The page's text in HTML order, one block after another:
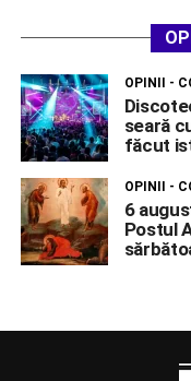
OPINII -
seară
făcut
OPINII -
6
Postul